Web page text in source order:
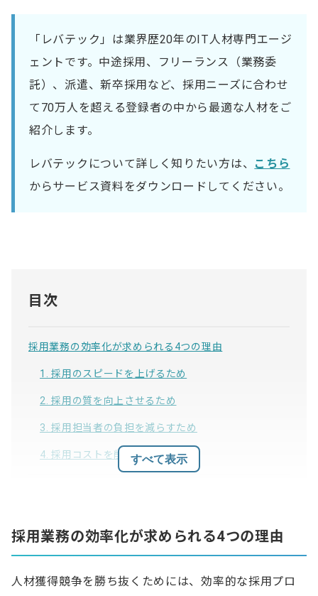
「レバテック」は業界歴20年のIT人材専門エージ
ェントです。中途採用、フリーランス（業務委
託）、派遣、新卒採用など、採用ニーズに合わせ
て70万人を超える登録者の中から最適な人材をご
紹介します。
レバテックについて詳しく知りたい方は、 こちら
からサービス資料をダウンロードしてください。
目次
採用業務の効率化が求められる4つの理由
1. 採用のスピードを上げるため
2. 採用の質を向上させるため
3. 採用担当者の負担を減らすため
4. 採用コストを削減するため
3. 定期的に効果測定を行い改善を繰り返す
すべて表示
採用業務の効率化が求められる4つの理由
人材獲得競争を勝ち抜くためには、効率的な採用プロ